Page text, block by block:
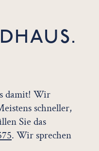
damit! Wir
schneller,
Sie das
. Wir sprechen